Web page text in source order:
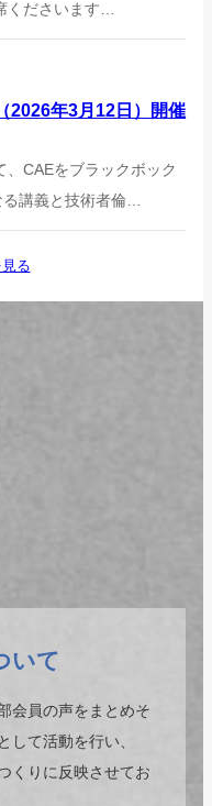
くださいます…
2026年3月12日）開催
CAEをブラックボック
る講義と技術者倫…
る
いて
会員の声をまとめそ
して活動を行い、
くりに反映させてお